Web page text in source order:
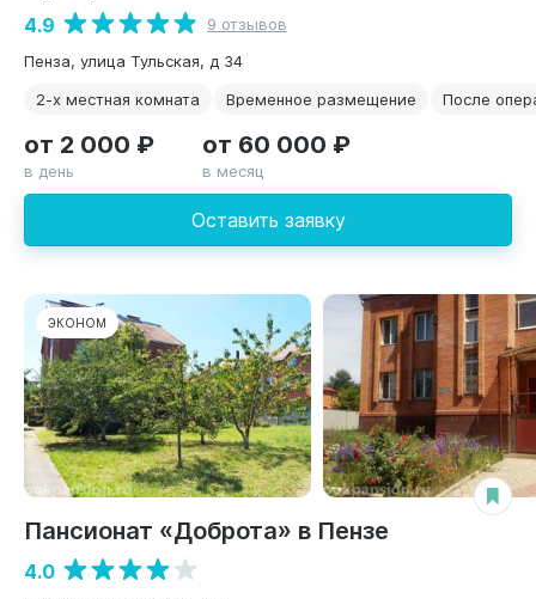
4.9
9 отзывов
Пенза, улица Тульская, д 34
2-х местная комната
Временное размещение После
Оставить заявку
от 2 000 ₽
в день
от 60 000 ₽
в месяц
ЭКОНОМ
Пансионат «Доброта» в Пензе
4.0